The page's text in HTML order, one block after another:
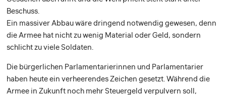
Beschuss.
Ein massiver Abbau wäre dringend notwendig gewesen, denn
die Armee hat nicht zu wenig Material oder Geld, sondern
schlicht zu viele Soldaten.
Die bürgerlichen Parlamentarierinnen und Parlamentarier
haben heute ein verheerendes Zeichen gesetzt. Während die
Armee in Zukunft noch mehr Steuergeld verpulvern soll,